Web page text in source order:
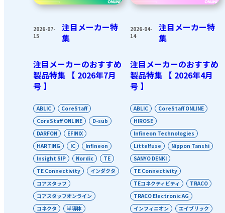
2026-07-
15
注目メーカー特
集
注目メーカーのおすすめ
製品特集 【 2026年7月
号 】
ABLIC
CoreStaff
CoreStaff ONLINE
D-sub
DARFON
EFINIX
HARTING
IC
Infineon
Insight SIP
Nordic
TE
TE Connectivity
インダクタ
コアスタッフ
コアスタッフオンライン
コネクタ
半導体
2026-04-
14
注目メーカー特
集
注目メーカーのおすすめ
製品特集 【 2026年4月
号 】
ABLIC
CoreStaff ONLINE
HIROSE
Infineon Technologies
Littelfuse
Nippon Tanshi
SANYO DENKI
TE Connectivity
TEコネクティビティ
TRACO
TRACO Electronic AG
インフィニオン
エイブリック